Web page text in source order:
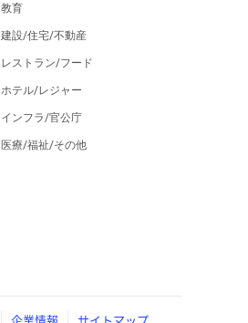
教育
建設/住宅/不動産
レストラン/フード
ホテル/レジャー
インフラ/官公庁
医療/福祉/その他